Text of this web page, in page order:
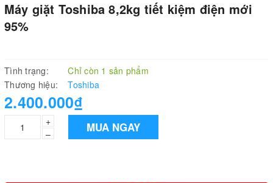
Máy giặt Toshiba 8,2kg tiết kiệm điện mới
95%
Tình trạng:
Chỉ còn 1 sản phẩm
Thương hiệu:
Toshiba
2.400.000₫
+
–
MUA NGAY